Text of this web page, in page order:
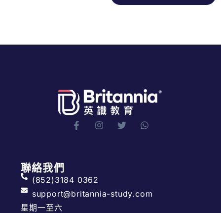
聯絡我們
(852)3184 0362
support@britannia-study.com
星期一至六